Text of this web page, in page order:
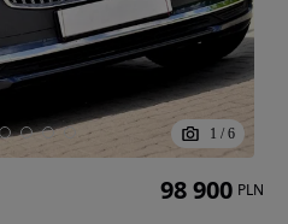
1 / 6
98 900 PLN